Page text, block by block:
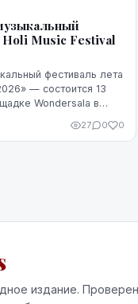
Music Festival
фестиваль лета
— состоится 13
Wondersala в
фестиваль стан...
27 0 0
издание.